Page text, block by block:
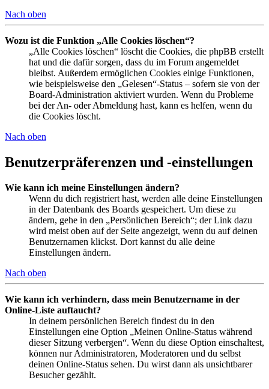
Nach oben
Wozu ist die Funktion „Alle Cookies löschen“?
„Alle Cookies löschen“ löscht die Cookies, die phpBB erstellt
hat und die dafür sorgen, dass du im Forum angemeldet
bleibst. Außerdem ermöglichen Cookies einige Funktionen,
wie beispielsweise den „Gelesen“-Status – sofern sie von der
Board-Administration aktiviert wurden. Wenn du Probleme
bei der An- oder Abmeldung hast, kann es helfen, wenn du
die Cookies löscht.
Nach oben
Benutzerpräferenzen und -einstellungen
Wie kann ich meine Einstellungen ändern?
Wenn du dich registriert hast, werden alle deine Einstellungen
in der Datenbank des Boards gespeichert. Um diese zu
ändern, gehe in den „Persönlichen Bereich“; der Link dazu
wird meist oben auf der Seite angezeigt, wenn du auf deinen
Benutzernamen klickst. Dort kannst du alle deine
Einstellungen ändern.
Nach oben
Wie kann ich verhindern, dass mein Benutzername in der
Online-Liste auftaucht?
In deinem persönlichen Bereich findest du in den
Einstellungen eine Option „Meinen Online-Status während
dieser Sitzung verbergen“. Wenn du diese Option einschaltest,
können nur Administratoren, Moderatoren und du selbst
deinen Online-Status sehen. Du wirst dann als unsichtbarer
Besucher gezählt.